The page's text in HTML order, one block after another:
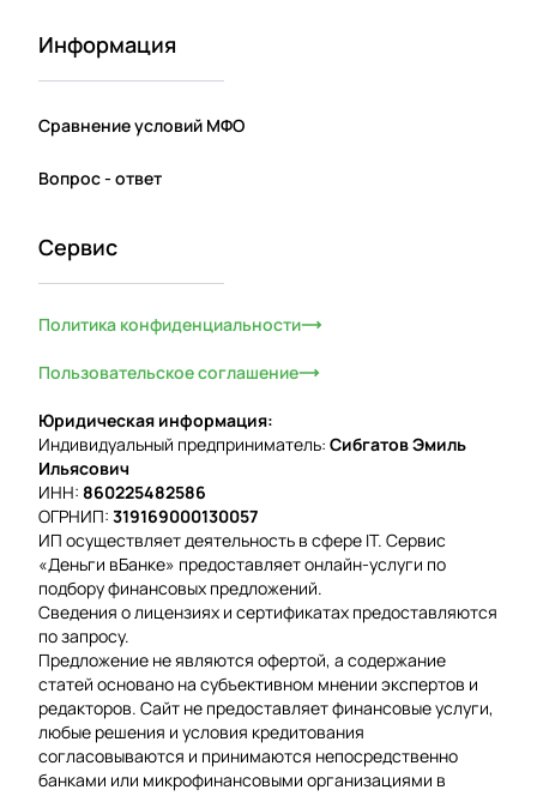
Информация
Сравнение условий МФО
Вопрос - ответ
Сервис
Политика конфиденциальности
Пользовательское соглашение
Юридическая информация:
Индивидуальный предприниматель: Сибгатов Эмиль
Ильясович
ИНН: 860225482586
ОГРНИП: 319169000130057
ИП осуществляет деятельность в сфере IT. Сервис
«Деньги вБанке» предоставляет онлайн-услуги по
подбору финансовых предложений.
Сведения о лицензиях и сертификатах предоставляются
по запросу.
Предложение не являются офертой, а содержание
статей основано на субъективном мнении экспертов и
редакторов. Сайт не предоставляет финансовые услуги,
любые решения и условия кредитования
согласовываются и принимаются непосредственно
банками или микрофинансовыми организациями в